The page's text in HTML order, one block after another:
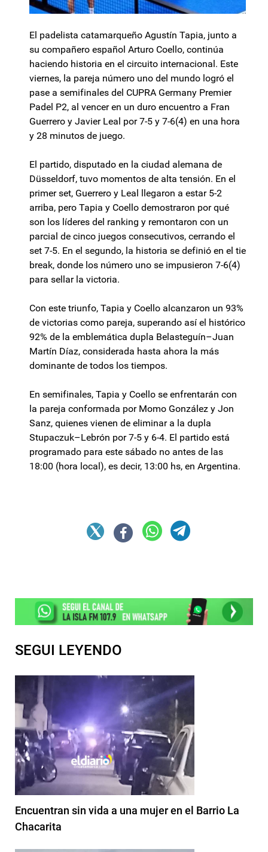
El padelista catamarqueño Agustín Tapia, junto a
su compañero español Arturo Coello, continúa
haciendo historia en el circuito internacional. Este
viernes, la pareja número uno del mundo logró el
pase a semifinales del CUPRA Germany Premier
Padel P2, al vencer en un duro encuentro a Fran
Guerrero y Javier Leal por 7-5 y 7-6(4) en una hora
y 28 minutos de juego.
El partido, disputado en la ciudad alemana de
Düsseldorf, tuvo momentos de alta tensión. En el
primer set, Guerrero y Leal llegaron a estar 5-2
arriba, pero Tapia y Coello demostraron por qué
son los líderes del ranking y remontaron con un
parcial de cinco juegos consecutivos, cerrando el
set 7-5. En el segundo, la historia se definió en el tie
break, donde los número uno se impusieron 7-6(4)
para sellar la victoria.
Con este triunfo, Tapia y Coello alcanzaron un 93%
de victorias como pareja, superando así el histórico
92% de la emblemática dupla Belasteguín–Juan
Martín Díaz, considerada hasta ahora la más
dominante de todos los tiempos.
En semifinales, Tapia y Coello se enfrentarán con
la pareja conformada por Momo González y Jon
Sanz, quienes vienen de eliminar a la dupla
Stupaczuk–Lebrón por 7-5 y 6-4. El partido está
programado para este sábado no antes de las
18:00 (hora local), es decir, 13:00 hs, en Argentina.
SEGUI LEYENDO
Encuentran sin vida a una mujer en el Barrio La
Chacarita